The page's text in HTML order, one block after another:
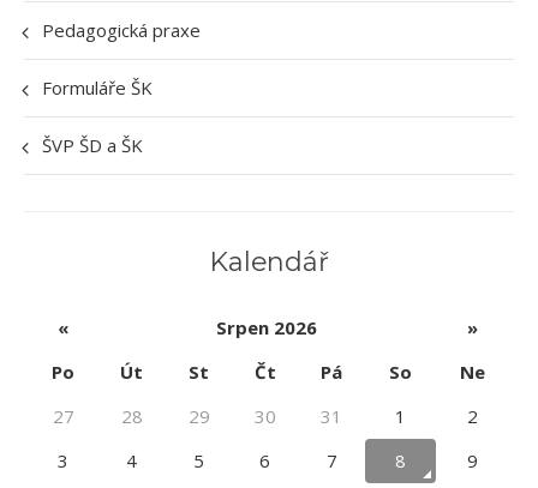
Pedagogická praxe
Formuláře ŠK
ŠVP ŠD a ŠK
Kalendář
« Srpen 2026
»
Po
Út St Čt Pá So
Ne
27
28 29 30 31 1
2
3
4 5 6 7 8
9